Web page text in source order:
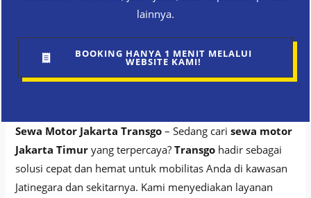
lainnya.
BOOKING HANYA 1 MENIT MELALUI
WEBSITE KAMI!
Sewa Motor Jakarta Transgo– Sedang carisewa motor
Jakarta Timur yang terpercaya?Transgo hadir sebagai
solusi cepat dan hemat untuk mobilitas Anda di kawasan
Jatinegara dan sekitarnya. Kami menyediakan layanan